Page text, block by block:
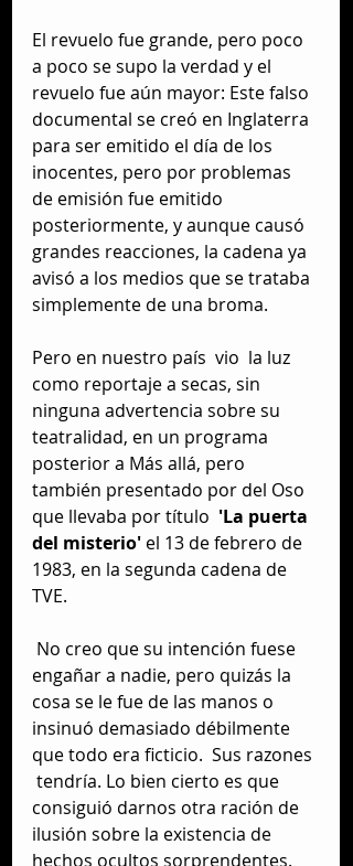
El revuelo fue grande, pero poco
a poco se supo la verdad y el
revuelo fue aún mayor: Este falso
documental se creó en Inglaterra
para ser emitido el día de los
inocentes, pero por problemas
de emisión fue emitido
posteriormente, y aunque causó
grandes reacciones, la cadena ya
avisó a los medios que se trataba
simplemente de una broma.
Pero en nuestro país  vio  la luz
como reportaje a secas, sin
ninguna advertencia sobre su
teatralidad, en un programa
posterior a Más allá, pero
también presentado por del Oso
que llevaba por título 'La puerta
del misterio' el 13 de febrero de
1983, en la segunda cadena de
TVE.
engañar a nadie, pero quizás la
cosa se le fue de las manos o
insinuó demasiado débilmente
que todo era ficticio.  Sus razones
tendría. Lo bien cierto es que
consiguió darnos otra ración de
ilusión sobre la existencia de
hechos ocultos sorprendentes.